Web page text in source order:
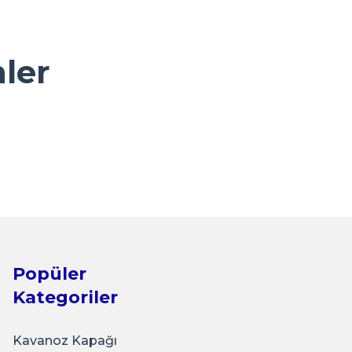
Popüler
Kategoriler
Kavanoz Kapağı